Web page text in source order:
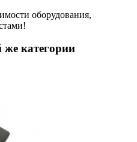
оборудования,
же категории